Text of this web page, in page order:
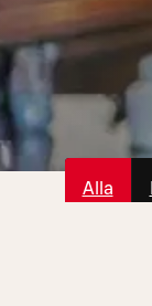
Alla